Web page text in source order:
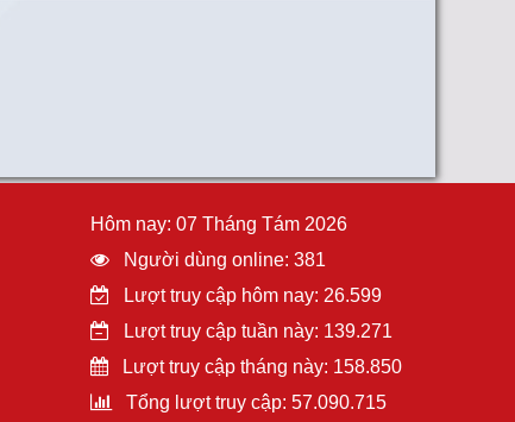
Hôm nay: 07 Tháng Tám 2026
Người dùng online: 381
Lượt truy cập hôm nay: 26.599
Lượt truy cập tuần này: 139.271
Lượt truy cập tháng này: 158.850
Tổng lượt truy cập: 57.090.715